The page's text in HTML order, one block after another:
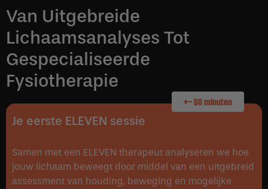
Van Uitgebreide
Lichaamsanalyses Tot
Gespecialiseerde
Fysiotherapie
+- 60 minuten
Je eerste ELEVEN sessie
Samen met een ELEVEN therapeut analyseren we hoe
jouw lichaam beweegt door middel van een uitgebreid
assessment van houding, beweging en mogelijke